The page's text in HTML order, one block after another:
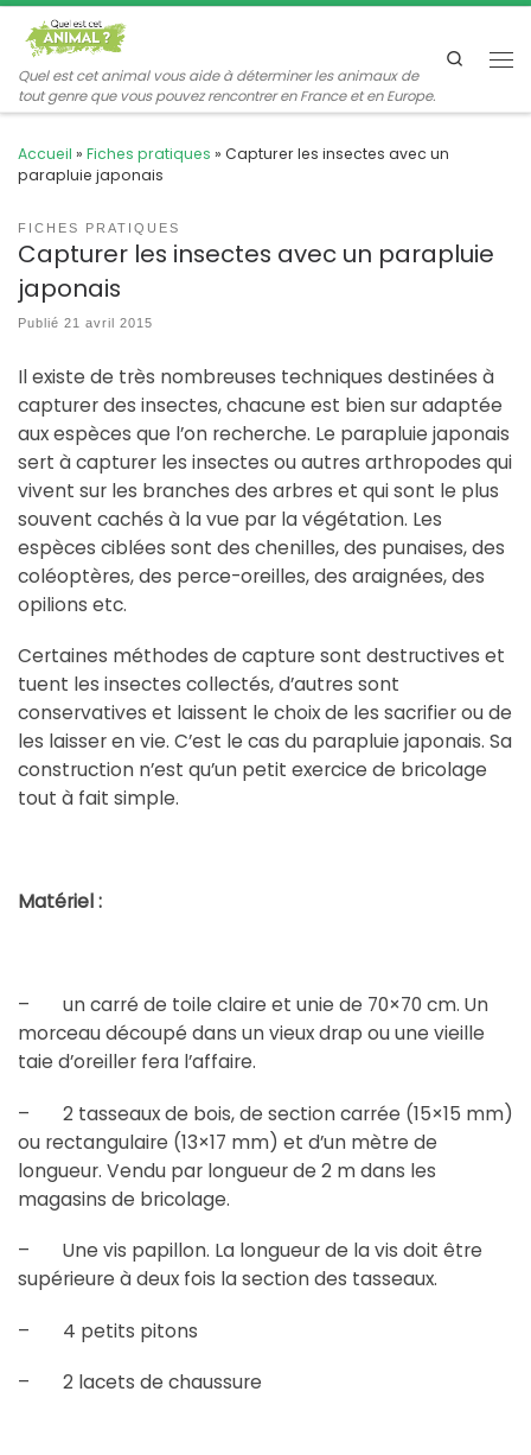
Passer au contenu
Quel est cet animal vous aide à déterminer les animaux de
tout genre que vous pouvez rencontrer en France et en Europe.
Search
Accueil » Fiches pratiques » Capturer les insectes avec un
parapluie japonais
FICHES PRATIQUES
Capturer les insectes avec un parapluie
japonais
Publié 21 avril 2015
Il existe de très nombreuses techniques destinées à
capturer des insectes, chacune est bien sur adaptée
aux espèces que l’on recherche. Le parapluie japonais
sert à capturer les insectes ou autres arthropodes qui
vivent sur les branches des arbres et qui sont le plus
souvent cachés à la vue par la végétation. Les
espèces ciblées sont des chenilles, des punaises, des
coléoptères, des perce-oreilles, des araignées, des
opilions etc.
Certaines méthodes de capture sont destructives et
tuent les insectes collectés, d’autres sont
conservatives et laissent le choix de les sacrifier ou de
les laisser en vie. C’est le cas du parapluie japonais. Sa
construction n’est qu’un petit exercice de bricolage
tout à fait simple.
Matériel :
– un carré de toile claire et unie de 70×70 cm. Un
morceau découpé dans un vieux drap ou une vieille
taie d’oreiller fera l’affaire.
– 2 tasseaux de bois, de section carrée (15×15 mm)
ou rectangulaire (13×17 mm) et d’un mètre de
longueur. Vendu par longueur de 2 m dans les
magasins de bricolage.
– Une vis papillon. La longueur de la vis doit être
supérieure à deux fois la section des tasseaux.
– 4 petits pitons
– 2 lacets de chaussure